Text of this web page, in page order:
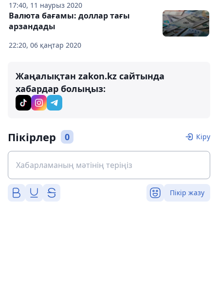
17:40, 11 наурыз 2020
22:20, 06 қаңтар 2020
Валюта бағамы: доллар тағы
арзандады
Жаңалықтан zakon.kz сайтында
хабардар болыңыз:
Пікірлер 0 Кіру
Пікір жазу